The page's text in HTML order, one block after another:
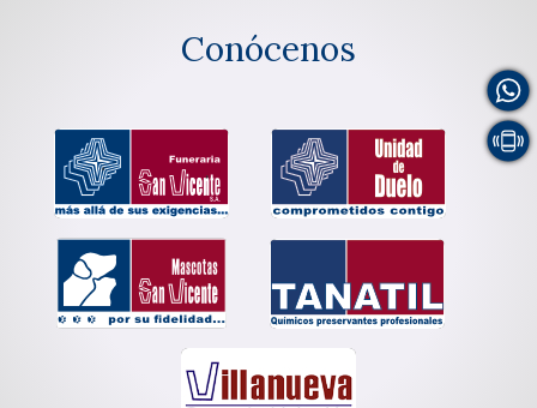
Conócenos